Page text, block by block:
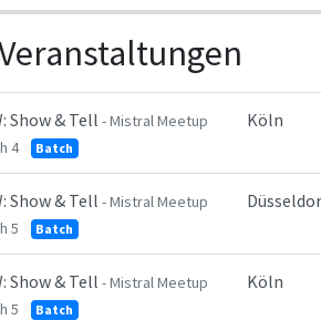
Show & Tell - Mistral Meetup
4
Batch
Köln
Show & Tell - Mistral Meetup
5
Batch
Show & Tell - Mistral Meetup
5
Batch
Köln